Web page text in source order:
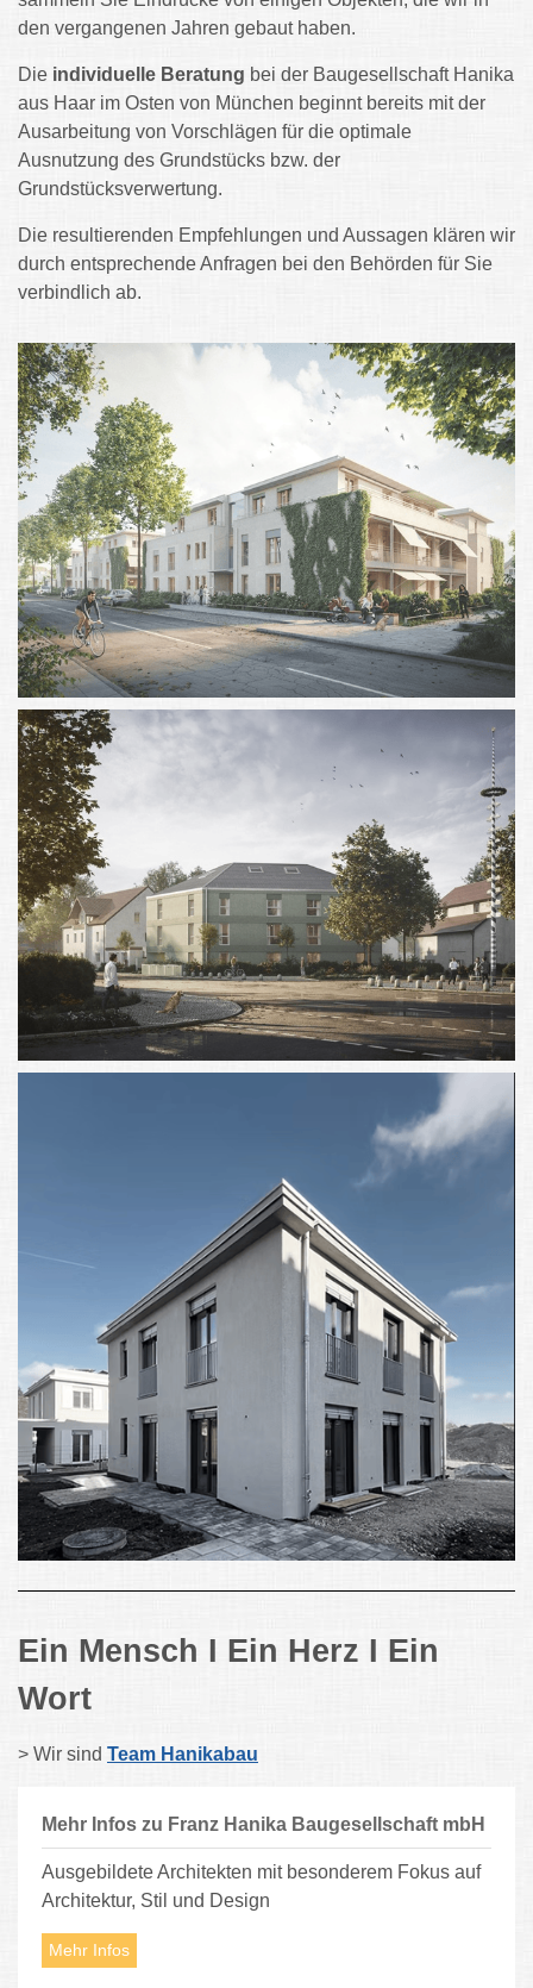
den vergangenen Jahren gebaut haben.
Die individuelle Beratung bei der Baugesellschaft Hanika
aus Haar im Osten von München beginnt bereits mit der
Ausarbeitung von Vorschlägen für die optimale
Ausnutzung des Grundstücks bzw. der
Grundstücksverwertung.
Die resultierenden Empfehlungen und Aussagen klären wir
durch entsprechende Anfragen bei den Behörden für Sie
verbindlich ab.
Ein Mensch I Ein Herz I Ein
Wort
> Wir sind Team Hanikabau
Mehr Infos zu Franz Hanika Baugesellschaft mbH
Ausgebildete Architekten mit besonderem Fokus auf
Architektur, Stil und Design
Mehr Infos